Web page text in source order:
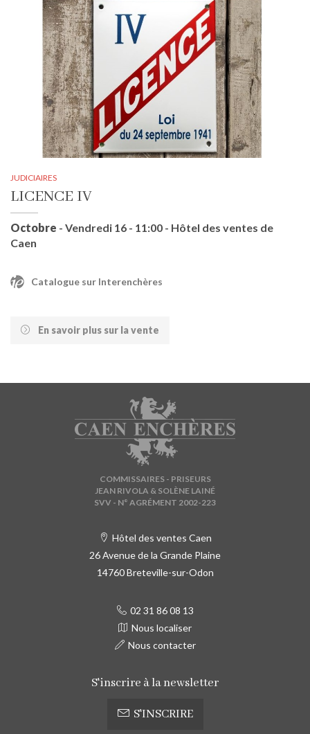
JUDICIAIRES
LICENCE IV
Octobre - Vendredi 16 - 11:00 - Hôtel des ventes de
Caen
Catalogue sur Interenchères
En savoir plus sur la vente
COMMISSAIRES - PRISEURS
JEAN RIVOLA & SOLÈNE LAINÉ
SVV - N° AGRÉMENT 2002-223
Hôtel des ventes Caen
26 Avenue de la Grande Plaine
14760 Breteville-sur-Odon
02 31 86 08 13
Nous localiser
Nous contacter
S'inscrire à la newsletter
S'INSCRIRE